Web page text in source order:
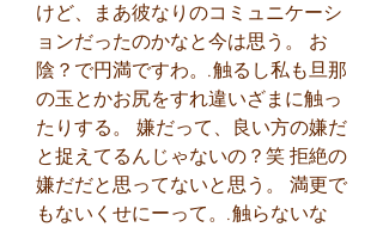
けど、まあ彼なりのコミュニケーシ
ョンだったのかなと今は思う。 お
陰？で円満ですわ。.触るし私も旦那
の玉とかお尻をすれ違いざまに触っ
たりする。 嫌だって、良い方の嫌だ
と捉えてるんじゃないの？笑 拒絶の
嫌だだと思ってないと思う。 満更で
もないくせにーって。.触らないな